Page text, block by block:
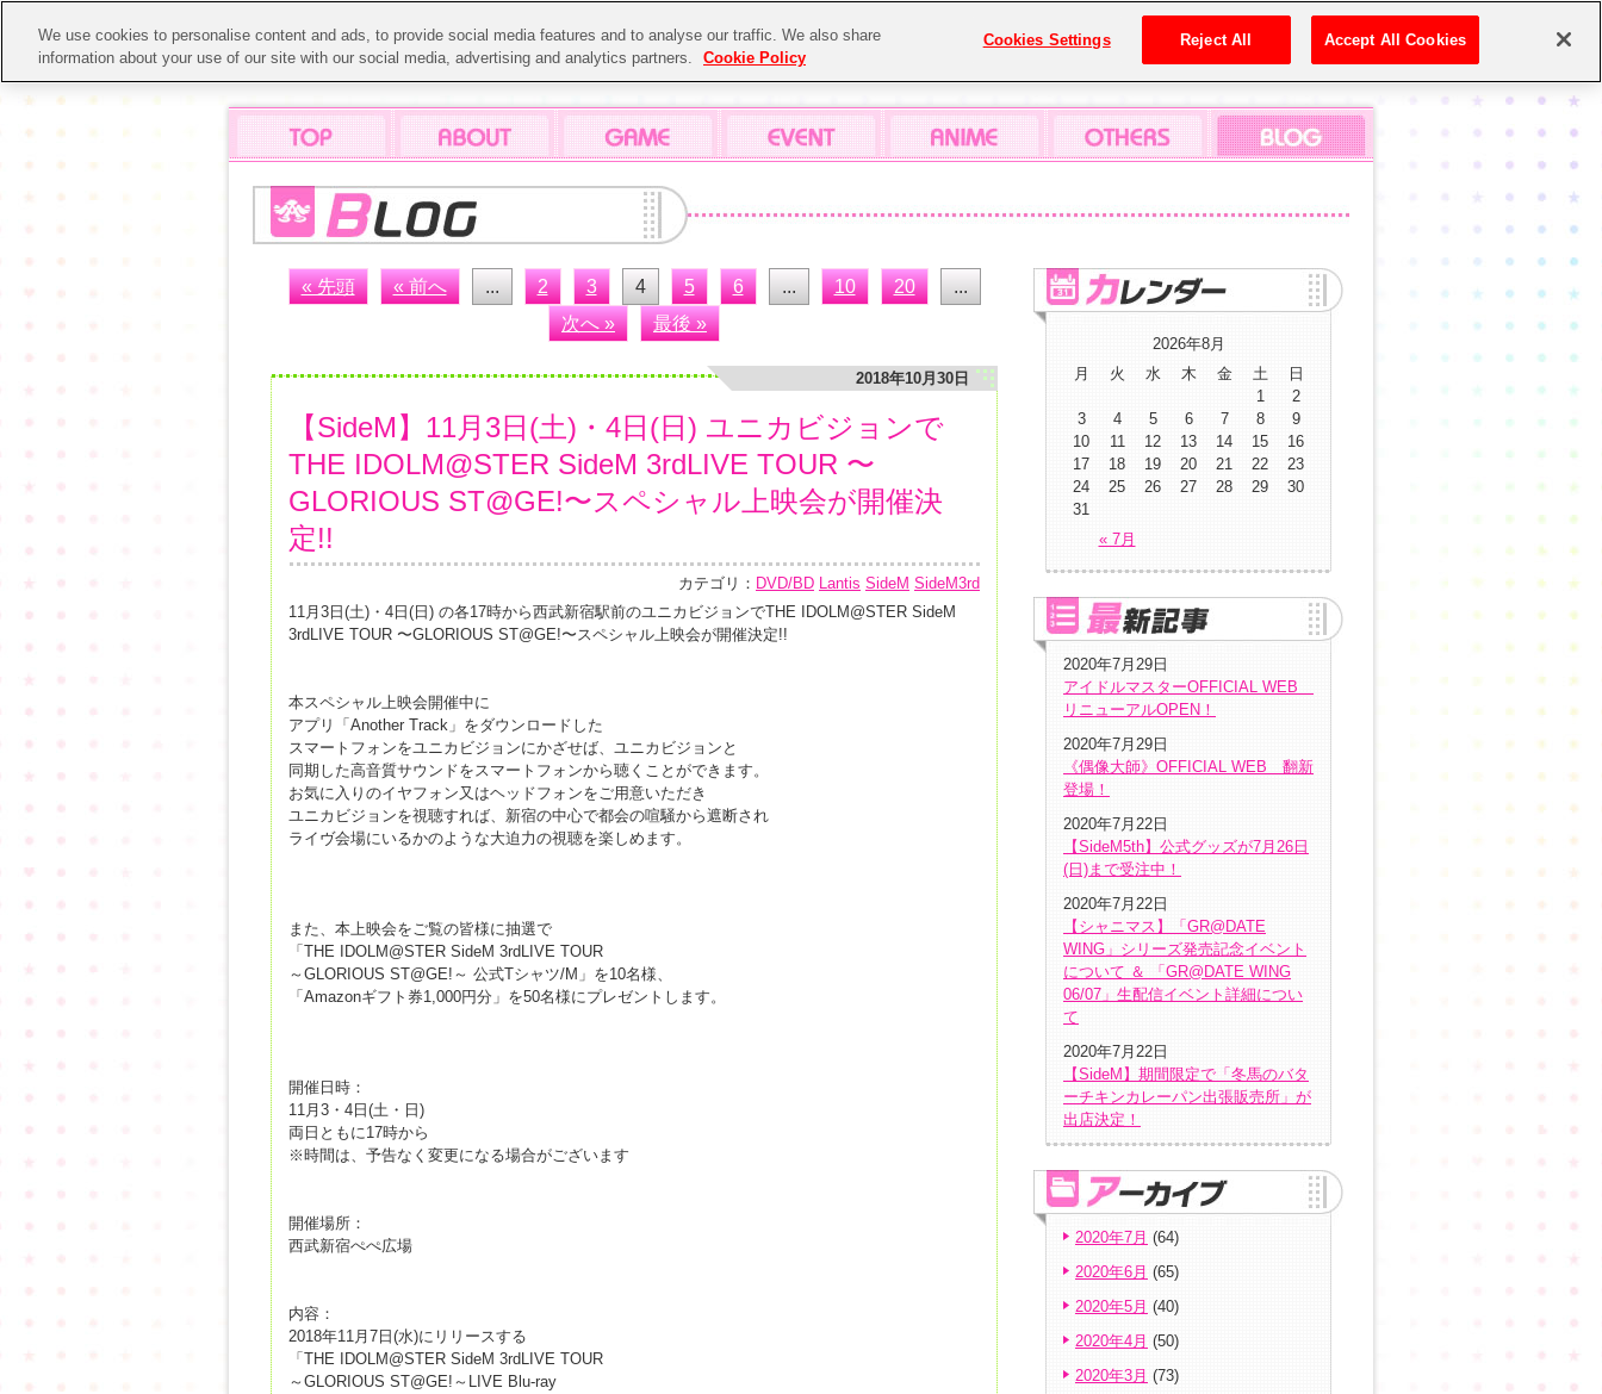
« 先頭 « 前へ ... 2 3 4 5 6 ... 10 20
...
次へ »
最後 »
2018年10月30日
【SideM】11月3日(土)・4日(日) ユニカビジョンで
THE IDOLM@STER SideM 3rdLIVE TOUR 〜
GLORIOUS ST@GE!〜スペシャル上映会が開催決
定!!
カテゴリ： DVD/BD Lantis SideM SideM3rd
11月3日(土)・4日(日) の各17時から西武新宿駅前のユニカビジョンでTHE IDOLM@STER SideM
3rdLIVE TOUR 〜GLORIOUS ST@GE!〜スペシャル上映会が開催決定!!
本スペシャル上映会開催中に
アプリ「Another Track」をダウンロードした
スマートフォンをユニカビジョンにかざせば、ユニカビジョンと
同期した高音質サウンドをスマートフォンから聴くことができます。
お気に入りのイヤフォン又はヘッドフォンをご用意いただき
ユニカビジョンを視聴すれば、新宿の中心で都会の喧騒から遮断され
ライヴ会場にいるかのような大迫力の視聴を楽しめます。
また、本上映会をご覧の皆様に抽選で
「THE IDOLM@STER SideM 3rdLIVE TOUR
～GLORIOUS ST@GE!～ 公式Tシャツ/M」を10名様、
「Amazonギフト券1,000円分」を50名様にプレゼントします。
開催日時：
11月3・4日(土・日)
両日ともに17時から
※時間は、予告なく変更になる場合がございます
開催場所：
西武新宿ぺぺ広場
内容：
2018年11月7日(水)にリリースする
「THE IDOLM@STER SideM 3rdLIVE TOUR
～GLORIOUS ST@GE!～LIVE Blu-ray
2026年8月
月
火 水 木 金 土 日
« 7月
1
2
3
4 5 6 7 8
9
10
11 12 13 14 15
16
17
18 19 20 21 22
23
24
25 26 27 28 29
30
31
2020年7月29日
アイドルマスターOFFICIAL WEB
リニューアルOPEN！
2020年7月29日
《偶像大師》OFFICIAL WEB 翻新
登場！
2020年7月22日
【SideM5th】公式グッズが7月26日
(日)まで受注中！
2020年7月22日
【シャニマス】「GR@DATE
WING」シリーズ発売記念イベント
について ＆ 「GR@DATE WING
06/07」生配信イベント詳細につい
て
2020年7月22日
【SideM】期間限定で「冬馬のバタ
ーチキンカレーパン出張販売所」が
出店決定！
2020年7月 (64)
2020年6月 (65)
2020年5月 (40)
2020年4月 (50)
2020年3月 (73)
We use cookies to personalise content and ads, to provide social media features and to analyse our traffic. We also share
information about your use of our site with our social media, advertising and analytics partners.
Cookie Policy
Cookies Settings Reject All Accept All Cookies